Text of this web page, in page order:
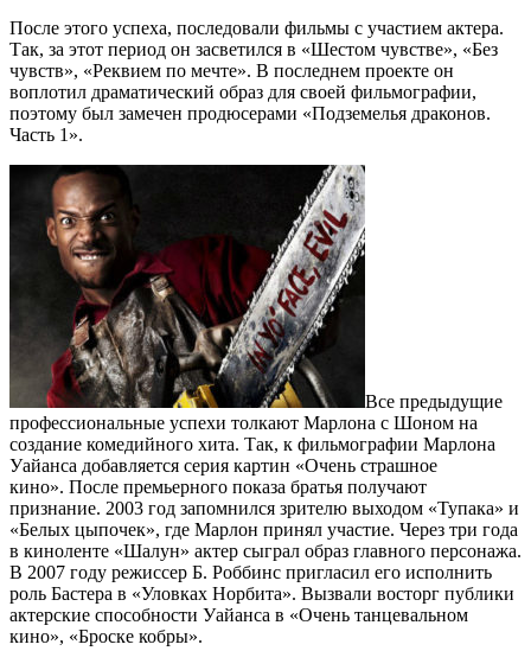
После этого успеха, последовали фильмы с участием актера.
Так, за этот период он засветился в «Шестом чувстве», «Без
чувств», «Реквием по мечте». В последнем проекте он
воплотил драматический образ для своей фильмографии,
поэтому был замечен продюсерами «Подземелья драконов.
Часть 1».
Все предыдущие
профессиональные успехи толкают Марлона с Шоном на
создание комедийного хита. Так, к фильмографии Марлона
Уайанса добавляется серия картин «Очень страшное
кино». После премьерного показа братья получают
признание. 2003 год запомнился зрителю выходом «Тупака» и
«Белых цыпочек», где Марлон принял участие. Через три года
в киноленте «Шалун» актер сыграл образ главного персонажа.
В 2007 году режиссер Б. Роббинс пригласил его исполнить
роль Бастера в «Уловках Норбита». Вызвали восторг публики
актерские способности Уайанса в «Очень танцевальном
кино», «Броске кобры».